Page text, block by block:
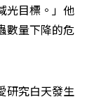
光目標。」他
數量下降的危
研究白天發生